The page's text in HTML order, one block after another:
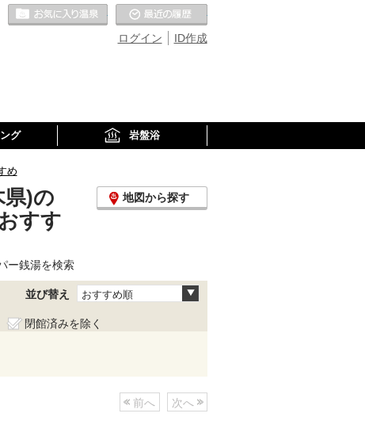
ID作成
ログイン
お気に入りの温泉
グ 岩盤浴
め
県)の
すす
地図から探す
ー銭湯を検索
並び替え おすすめ順
閉館済みを除く
前へ 次へ